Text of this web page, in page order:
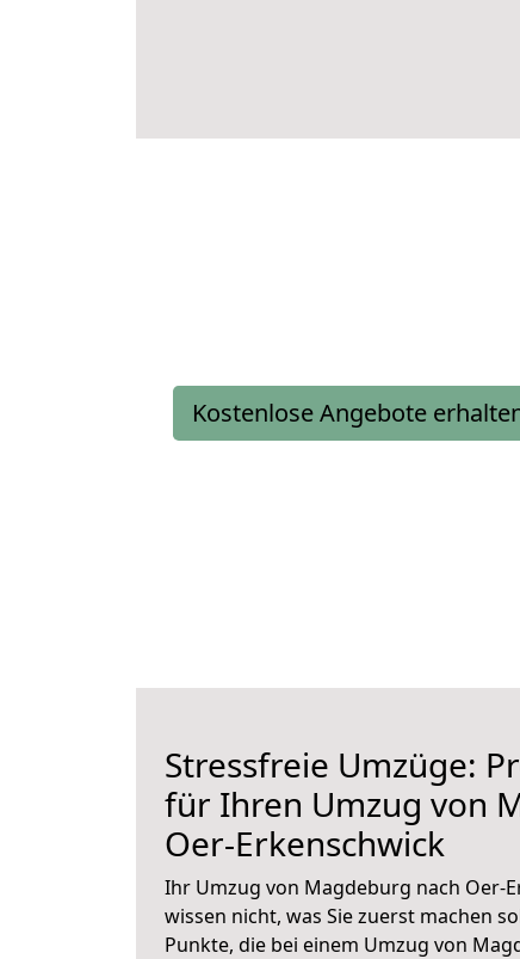
Kostenlose Angebote
Stressfreie Umzüge:
für Ihren Umzug von
Oer-Erkenschwick
Ihr Umzug von Magdeburg nach Oer-
wissen nicht, was Sie zuerst machen
Punkte, die bei einem Umzug von